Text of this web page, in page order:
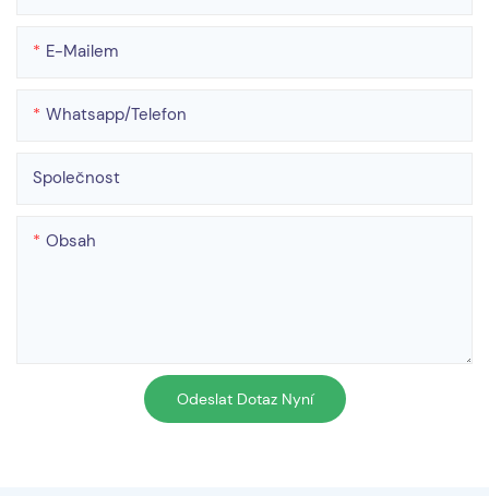
E-Mailem
Whatsapp/telefon
Společnost
Obsah
Odeslat Dotaz Nyní